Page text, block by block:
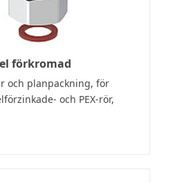
förkromad
och planpackning, för
och PEX-rör,